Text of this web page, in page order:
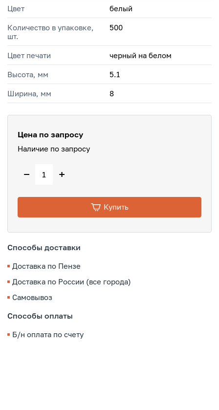
Цвет белый
Количество в упаковке,
шт.
500
Цвет печати черный на белом
Высота, мм 5.1
Ширина, мм 8
Цена по запросу
Наличие по запросу
− +
Купить
Способы доставки
Доставка по Пензе
Доставка по России (все города)
Самовывоз
Способы оплаты
Б/н оплата по счету